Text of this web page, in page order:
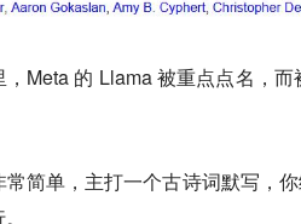
Meta 的 Llama 被重点点名，
简单，主打一个古诗词默写，